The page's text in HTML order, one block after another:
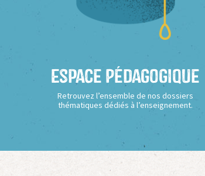
Espace Pédagogique
Retrouvez l’ensemble de nos dossiers
thématiques dédiés à l’enseignement.